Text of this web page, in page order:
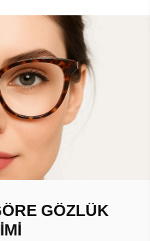
GÖZLÜK